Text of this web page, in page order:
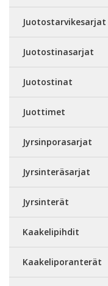
Juotostarvikesarjat
Juotostinasarjat
Juotostinat
Juottimet
Jyrsinporasarjat
Jyrsinteräsarjat
Jyrsinterät
Kaakelipihdit
Kaakeliporanterät